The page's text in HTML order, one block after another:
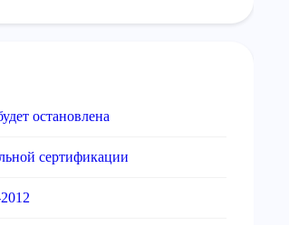
остановлена
сертификации